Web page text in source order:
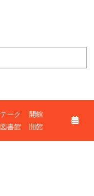
ーク
開館
書館
開館